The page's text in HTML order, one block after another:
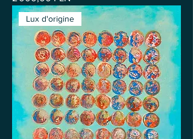
Lux d'origine